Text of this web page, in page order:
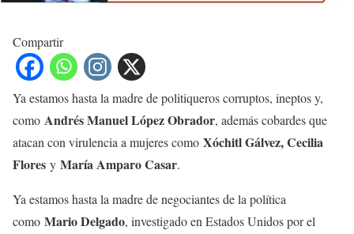
Compartir
Ya estamos hasta la madre de politiqueros corruptos, ineptos y,
como Andrés Manuel López Obrador, además cobardes que
atacan con virulencia a mujeres como Xóchitl Gálvez, Cecilia
Flores y María Amparo Casar.
Ya estamos hasta la madre de negociantes de la política
como Mario Delgado, investigado en Estados Unidos por el